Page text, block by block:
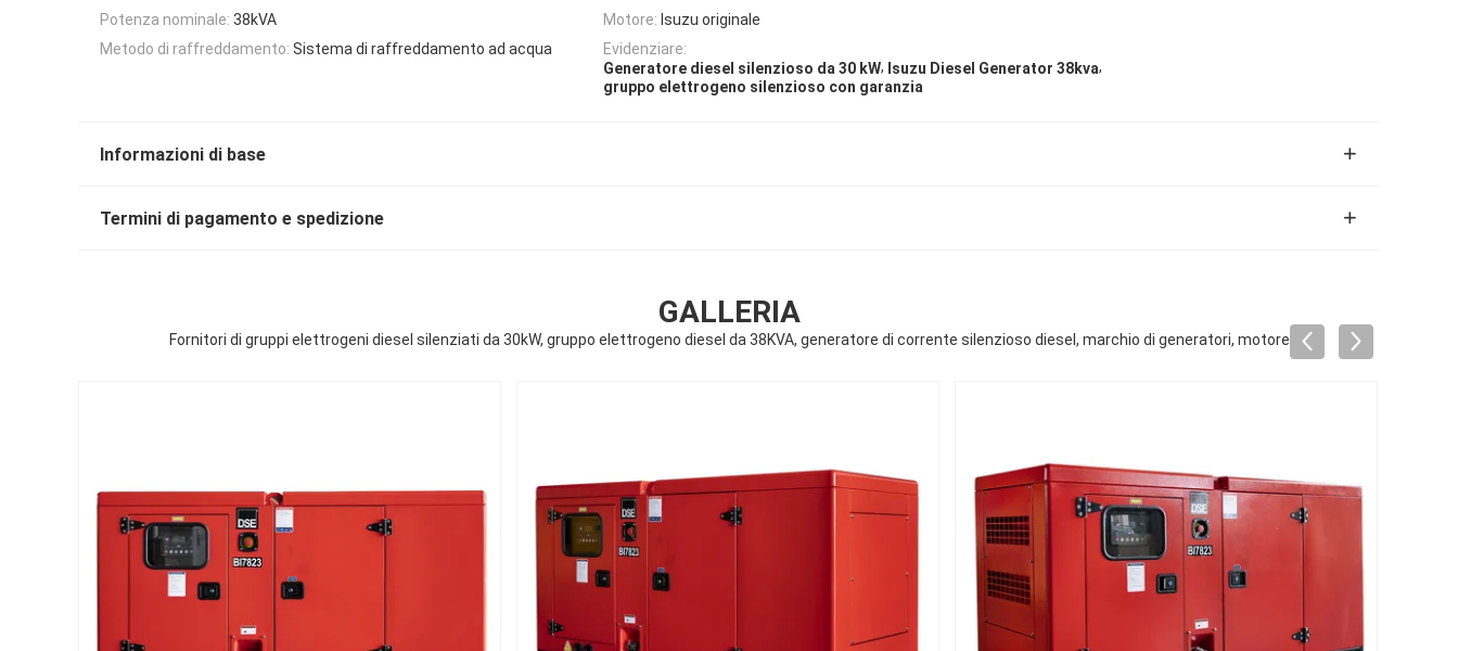
Potenza nominale: 38kVA Motore: Isuzu originale
Metodo di raffreddamento: Sistema di raffreddamento ad acqua
Evidenziare:
Generatore diesel silenzioso da 30 kW, Isuzu Diesel Generator 38kva,
gruppo elettrogeno silenzioso con garanzia
Informazioni di base
Termini di pagamento e spedizione
GALLERIA
Fornitori di gruppi elettrogeni diesel silenziati da 30kW, gruppo elettrogeno diesel da 38KVA, generatore di corrente silenzioso diesel, marchio di generatori, motore